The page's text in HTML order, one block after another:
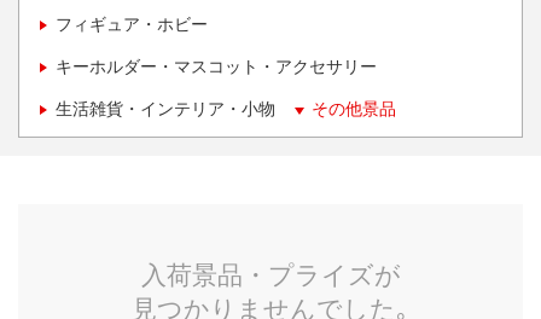
フィギュア・ホビー
キーホルダー・マスコット・アクセサリー
生活雑貨・インテリア・小物 その他景品